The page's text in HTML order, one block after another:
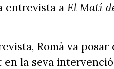
entrevista a El Matí
Romà va posar
la seva